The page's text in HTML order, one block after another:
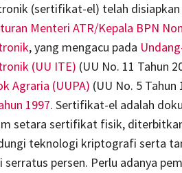
(sertifikat-el) telah
Menteri ATR/Kepala BPN
, yang mengacu pada
(UU ITE) (UU No. 11 Tahun
Agraria (UUPA) (UU No. 5 Tahun
1997. Sertifikat-el adalah
setara sertifikat fisik,
teknologi kriptografi serta
serratus persen. Perlu adanya